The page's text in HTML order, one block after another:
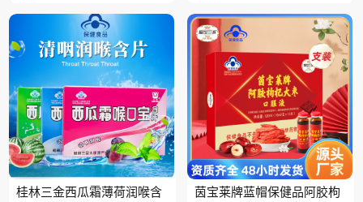
桂林三金西瓜霜薄荷润喉含
茵宝莱牌蓝帽保健品阿胶枸